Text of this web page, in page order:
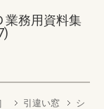
務用資料集
引違い窓
シ